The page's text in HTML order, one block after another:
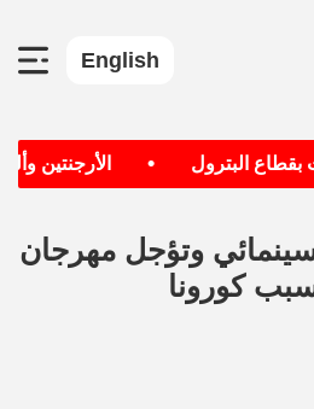
English
البترول الأرجنتين
وتؤجل مهرجان
بسبب كورونا